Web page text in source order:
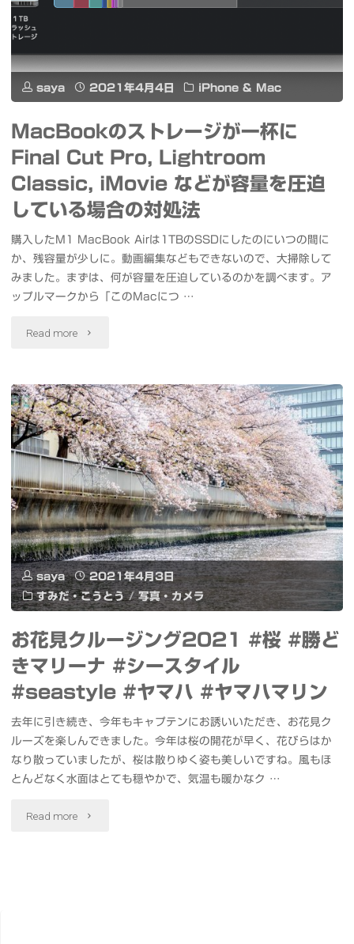
店"
続
て
適
に
操
作
で
る
ワ
イ
ヤ
レ
ス
マ
ウ
ス
Logicool
MASTER
2S"
saya 2021年4月4日 iPhone & Mac
MacBookのストレージが一杯に
Final Cut Pro, Lightroom
Classic, iMovie などが容量を圧迫
している場合の対処法
購入したM1 MacBook Airは1TBのSSDにしたのにいつの間に
か、残容量が少しに。動画編集などもできないので、大掃除して
みました。まずは、何が容量を圧迫しているのかを調べます。ア
ップルマークから「このMacにつ …
Read more "MacBook
ス
ト
レ
ー
ジ
が
一
に
Pro,
Lightroom
saya
2021年4月3日
すみだ・こうとう / 写真・カメラ
お花見クルージング2021 #桜 #勝ど
きマリーナ #シースタイル
#seastyle #ヤマハ #ヤマハマリン
去年に引き続き、今年もキャプテンにお誘いいただき、お花見ク
ルーズを楽しんできました。今年は桜の開花が早く、花びらはか
なり散っていましたが、桜は散りゆく姿も美しいですね。風もほ
とんどなく水面はとても穏やかで、気温も暖かなク …
Read more "お